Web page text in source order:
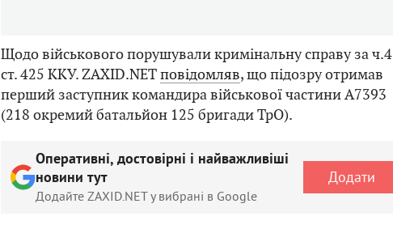
Щодо військового порушували кримінальну справу за ч.4
ст. 425 ККУ. ZAXID.NETповідомляв, що підозру отримав
перший заступник командира військової частини А7393
(218 окремий батальйон 125 бригади ТрО).
Оперативні, достовірні і найважливіші
новини тут
Додайте ZAXID.NET у вибрані в Google
Додати